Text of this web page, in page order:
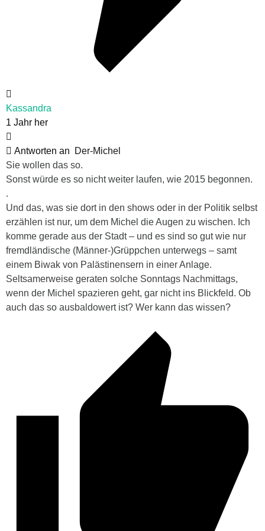
Kassandra
1 Jahr her
Antworten an
Der-Michel
Sie wollen das so.
Sonst würde es so nicht weiter laufen, wie 2015 begonnen.
.
Und das, was sie dort in den shows oder in der Politik selbst
erzählen ist nur, um dem Michel die Augen zu wischen. Ich
komme gerade aus der Stadt – und es sind so gut wie nur
fremdländische (Männer-)Grüppchen unterwegs – samt
einem Biwak von Palästinensern in einer Anlage.
Seltsamerweise geraten solche Sonntags Nachmittags,
wenn der Michel spazieren geht, gar nicht ins Blickfeld. Ob
auch das so ausbaldowert ist? Wer kann das wissen?